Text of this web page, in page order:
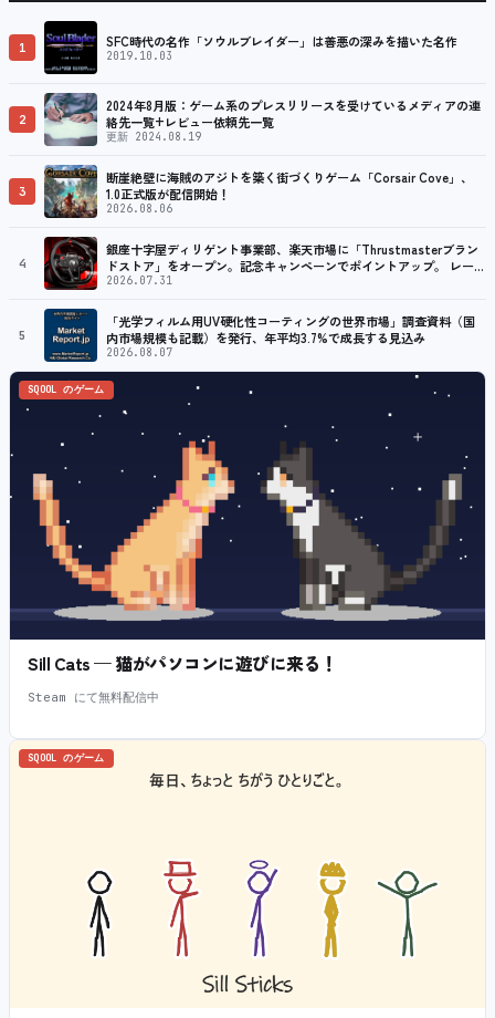
1 SFC時代の名作「ソウルブレイダー」は善悪の深みを描いた名作
2019.10.03
2
2024年8月版：ゲーム系のプレスリリースを受けているメディアの連
絡先一覧+レビュー依頼先一覧
更新 2024.08.19
3
断崖絶壁に海賊のアジトを築く街づくりゲーム「Corsair Cove」、
1.0正式版が配信開始！
2026.08.06
4
銀座十字屋ディリゲント事業部、楽天市場に「Thrustmasterブラン
ドストア」をオープン。記念キャンペーンでポイントアップ。 レーシ
ング／フライトシム向けコントローラーを中心に、幅広くラインナッ
2026.07.31
5
「光学フィルム用UV硬化性コーティングの世界市場」調査資料（国
内市場規模も記載）を発行、年平均3.7%で成長する見込み
2026.08.07
SQOOL のゲーム
Sill Cats — 猫がパソコンに遊びに来る！
Steam にて無料配信中
SQOOL のゲーム